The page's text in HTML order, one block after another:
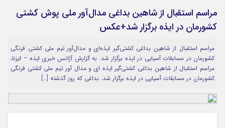
آپارات
اپلیکیشن رمز عبور
مرا به خاطر بسپار
مراسم استقبال از شاهین بداغی مدال‌آور ملی پوش کشتی
کشورمان در ایذه برگزار شد+عکس
مراسم استقبال از شاهین بداغی کشتی‌گیر ایذه‌ای و مدال‌آور تیم ملی کشتی فرنگی
کشورمان در مسابقات آسیایی در ایذه برگزار شد. به گزارش آژانس خبری ایذه – ایزنا،
مراسم استقبال از شاهین بداغی کشتی‌گیر ایذه ای و مدال آور تیم ملی کشتی فرنگی
کشورمان در مسابقات آسیایی در ایذه برگزار شد. بداغی که روز گذشته […]